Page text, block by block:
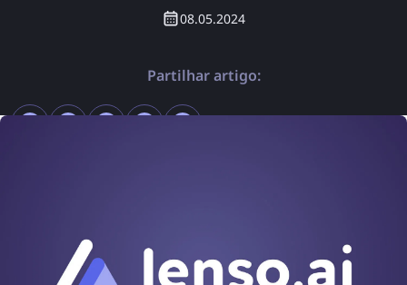
08.05.2024
Partilhar artigo: